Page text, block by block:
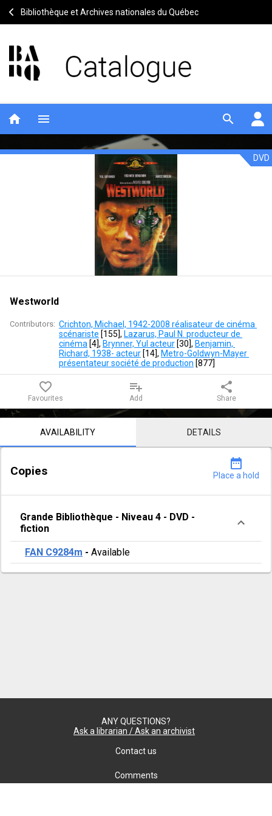
Bibliothèque et Archives nationales du Québec
home menu search
DVD
Westworld
Contributors: Crichton, Michael, 1942-2008 réalisateur de cinéma
scénariste [155], Lazarus, Paul N. producteur de
cinéma [4], Brynner, Yul acteur [30], Benjamin,
Richard, 1938- acteur [14], Metro-Goldwyn-Mayer
présentateur société de production [877]
favorite_border
Favourites
playlist_add
Add
share
Share
Notice content
AVAILABILITY DETAILS
Copies
date_range
Place a hold
Grande Bibliothèque - Niveau 4 - DVD -
fiction
FAN C9284m - Available
ANY QUESTIONS?
Ask a librarian / Ask an archivist
Contact us
Comments